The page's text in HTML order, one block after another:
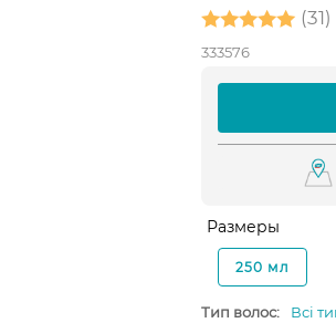
31
333576
Размеры
250 мл
Тип волос:
Всі